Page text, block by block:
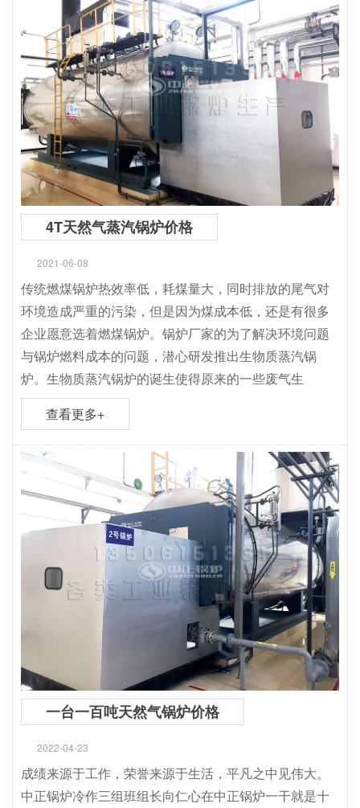
4T天然气蒸汽锅炉价格
2021-06-08
传统燃煤锅炉热效率低，耗煤量大，同时排放的尾气对
环境造成严重的污染，但是因为煤成本低，还是有很多
企业愿意选着燃煤锅炉。锅炉厂家的为了解决环境问题
与锅炉燃料成本的问题，潜心研发推出生物质蒸汽锅
炉。生物质蒸汽锅炉的诞生使得原来的一些废气生
查看更多+
一台一百吨天然气锅炉价格
2022-04-23
成绩来源于工作，荣誉来源于生活，平凡之中见伟大。
中正锅炉冷作三组班组长向仁心在中正锅炉一干就是十